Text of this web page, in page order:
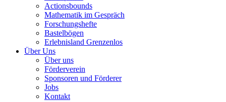
Actionsbounds
Mathematik im Gespräch
Forschungshefte
Bastelbögen
Erlebnisland Grenzenlos
Über Uns
Über uns
Förderverein
Sponsoren und Förderer
Jobs
Kontakt